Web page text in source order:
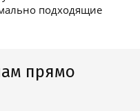
подходящие
прямо